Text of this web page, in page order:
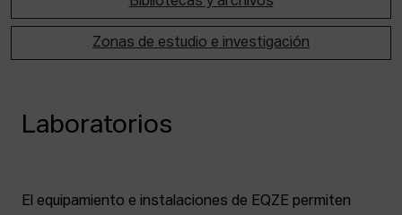
Zonas de estudio e investigación
Laboratorios
El equipamiento e instalaciones de EQZE permiten